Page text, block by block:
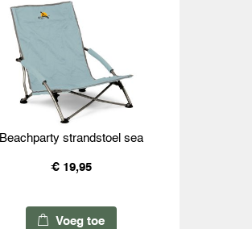
Beachparty strandstoel sea
€ 19,95
Voeg toe